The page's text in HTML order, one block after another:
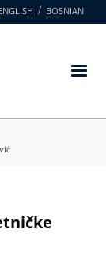
BOSNIAN